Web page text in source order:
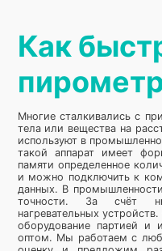
Как
Многие сталкивались с
тела или вещества на
используют в
такой аппарат имеет
памяти определенное
и можно подключить к
данных. В
точности. За счёт
нагревательных
оборудование партией и
оптом. Мы работаем с